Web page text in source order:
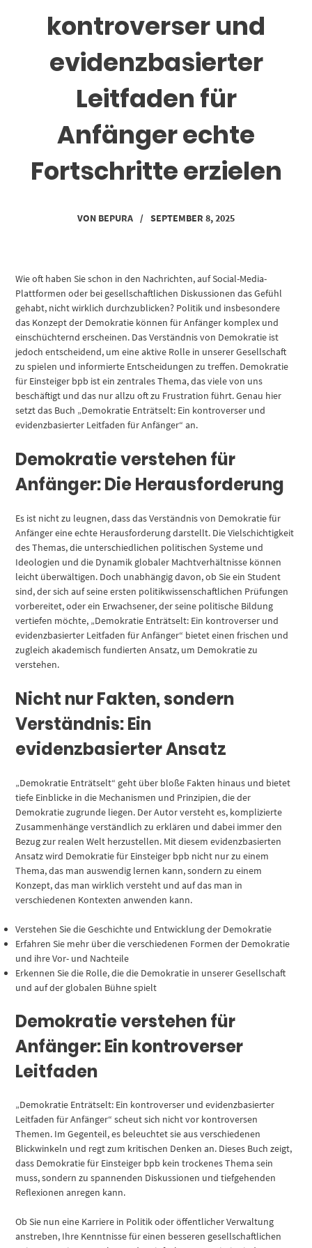
kontroverser und
evidenzbasierter
Leitfaden für
Anfänger echte
Fortschritte erzielen
VON BEPURA / SEPTEMBER 8, 2025
Wie oft haben Sie schon in den Nachrichten, auf Social-Media-
Plattformen oder bei gesellschaftlichen Diskussionen das Gefühl
gehabt, nicht wirklich durchzublicken? Politik und insbesondere
das Konzept der Demokratie können für Anfänger komplex und
einschüchternd erscheinen. Das Verständnis von Demokratie ist
jedoch entscheidend, um eine aktive Rolle in unserer Gesellschaft
zu spielen und informierte Entscheidungen zu treffen. Demokratie
für Einsteiger bpb ist ein zentrales Thema, das viele von uns
beschäftigt und das nur allzu oft zu Frustration führt. Genau hier
setzt das Buch „Demokratie Enträtselt: Ein kontroverser und
evidenzbasierter Leitfaden für Anfänger“ an.
Demokratie verstehen für
Anfänger: Die Herausforderung
Es ist nicht zu leugnen, dass das Verständnis von Demokratie für
Anfänger eine echte Herausforderung darstellt. Die Vielschichtigkeit
des Themas, die unterschiedlichen politischen Systeme und
Ideologien und die Dynamik globaler Machtverhältnisse können
leicht überwältigen. Doch unabhängig davon, ob Sie ein Student
sind, der sich auf seine ersten politikwissenschaftlichen Prüfungen
vorbereitet, oder ein Erwachsener, der seine politische Bildung
vertiefen möchte, „Demokratie Enträtselt: Ein kontroverser und
evidenzbasierter Leitfaden für Anfänger“ bietet einen frischen und
zugleich akademisch fundierten Ansatz, um Demokratie zu
verstehen.
Nicht nur Fakten, sondern
Verständnis: Ein
evidenzbasierter Ansatz
„Demokratie Enträtselt“ geht über bloße Fakten hinaus und bietet
tiefe Einblicke in die Mechanismen und Prinzipien, die der
Demokratie zugrunde liegen. Der Autor versteht es, komplizierte
Zusammenhänge verständlich zu erklären und dabei immer den
Bezug zur realen Welt herzustellen. Mit diesem evidenzbasierten
Ansatz wird Demokratie für Einsteiger bpb nicht nur zu einem
Thema, das man auswendig lernen kann, sondern zu einem
Konzept, das man wirklich versteht und auf das man in
verschiedenen Kontexten anwenden kann.
Verstehen Sie die Geschichte und Entwicklung der Demokratie
Erfahren Sie mehr über die verschiedenen Formen der Demokratie
und ihre Vor- und Nachteile
Erkennen Sie die Rolle, die die Demokratie in unserer Gesellschaft
und auf der globalen Bühne spielt
Demokratie verstehen für
Anfänger: Ein kontroverser
Leitfaden
„Demokratie Enträtselt: Ein kontroverser und evidenzbasierter
Leitfaden für Anfänger“ scheut sich nicht vor kontroversen
Themen. Im Gegenteil, es beleuchtet sie aus verschiedenen
Blickwinkeln und regt zum kritischen Denken an. Dieses Buch zeigt,
dass Demokratie für Einsteiger bpb kein trockenes Thema sein
muss, sondern zu spannenden Diskussionen und tiefgehenden
Reflexionen anregen kann.
Ob Sie nun eine Karriere in Politik oder öffentlicher Verwaltung
anstreben, Ihre Kenntnisse für einen besseren gesellschaftlichen